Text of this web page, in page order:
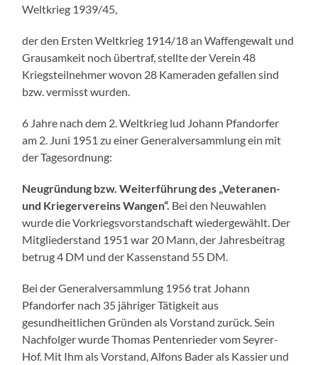
Weltkrieg 1939/45,
der den Ersten Weltkrieg 1914/18 an Waffengewalt und
Grausamkeit noch übertraf, stellte der Verein 48
Kriegsteilnehmer wovon 28 Kameraden gefallen sind
bzw. vermisst wurden.
6 Jahre nach dem 2. Weltkrieg lud Johann Pfandorfer
am 2. Juni 1951 zu einer Generalversammlung ein mit
der Tagesordnung:
Neugründung bzw. Weiterführung des „Veteranen-
und Kriegervereins Wangen“. Bei den Neuwahlen
wurde die Vorkriegsvorstandschaft wiedergewählt. Der
Mitgliederstand 1951 war 20 Mann, der Jahresbeitrag
betrug 4 DM und der Kassenstand 55 DM.
Bei der Generalversammlung 1956 trat Johann
Pfandorfer nach 35 jähriger Tätigkeit aus
gesundheitlichen Gründen als Vorstand zurück. Sein
Nachfolger wurde Thomas Pentenrieder vom Seyrer-
Hof. Mit Ihm als Vorstand, Alfons Bader als Kassier und